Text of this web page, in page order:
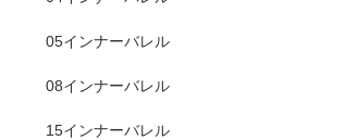
05インナーバレル
08インナーバレル
15インナーバレル